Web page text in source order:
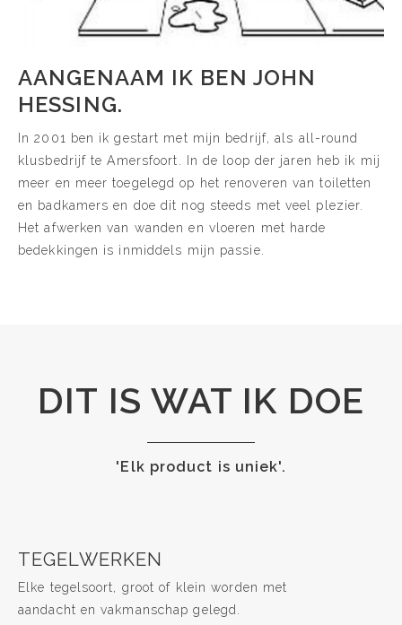
AANGENAAM IK BEN JOHN
HESSING.
In 2001 ben ik gestart met mijn bedrijf, als all-round
klusbedrijf te Amersfoort. In de loop der jaren heb ik mij
meer en meer toegelegd op het renoveren van toiletten
en badkamers en doe dit nog steeds met veel plezier.
Het afwerken van wanden en vloeren met harde
bedekkingen is inmiddels mijn passie.
DIT IS WAT IK DOE
'Elk product is uniek'.
TEGELWERKEN
Elke tegelsoort, groot of klein worden met
aandacht en vakmanschap gelegd.